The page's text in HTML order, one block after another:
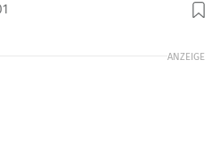
Foto: Bilski
ANZEIGE